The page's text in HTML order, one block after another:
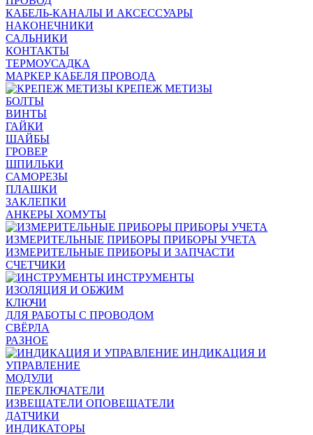
КАБЕЛЬ-КАНАЛЫ И АКСЕССУАРЫ
НАКОНЕЧНИКИ
САЛЬНИКИ
КОНТАКТЫ
ТЕРМОУСАДКА
МАРКЕР КАБЕЛЯ ПРОВОДА
КРЕПЕЖ МЕТИЗЫ
БОЛТЫ
ВИНТЫ
ГАЙКИ
ШАЙБЫ
ГРОВЕР
ШПИЛЬКИ
САМОРЕЗЫ
ПЛАШКИ
ЗАКЛЕПКИ
АНКЕРЫ ХОМУТЫ
ИЗМЕРИТЕЛЬНЫЕ ПРИБОРЫ ПРИБОРЫ УЧЕТА
ИЗМЕРИТЕЛЬНЫЕ ПРИБОРЫ И ЗАПЧАСТИ
СЧЕТЧИКИ
ИНСТРУМЕНТЫ
ИЗОЛЯЦИЯ И ОБЖИМ
КЛЮЧИ
ДЛЯ РАБОТЫ С ПРОВОДОМ
СВЁРЛА
РАЗНОЕ
ИНДИКАЦИЯ И
УПРАВЛЕНИЕ
МОДУЛИ
ПЕРЕКЛЮЧАТЕЛИ
ИЗВЕЩАТЕЛИ ОПОВЕЩАТЕЛИ
ДАТЧИКИ
ИНДИКАТОРЫ